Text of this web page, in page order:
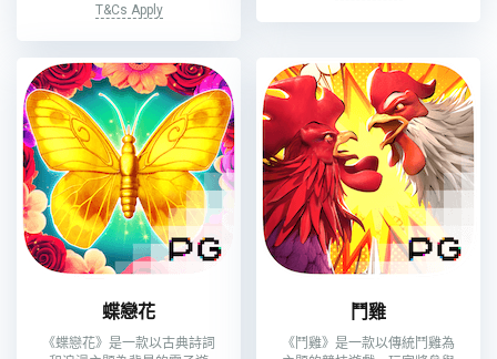
T&Cs Apply
蝶戀花
《蝶戀花》是一款以古典詩詞
鬥雞
《鬥雞》是一款以傳統鬥雞為